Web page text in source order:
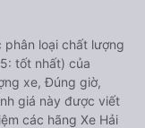
phân loại chất lượng
tốt nhất) của
xe, Đúng giờ,
giá này được viết
các hãng Xe Hải